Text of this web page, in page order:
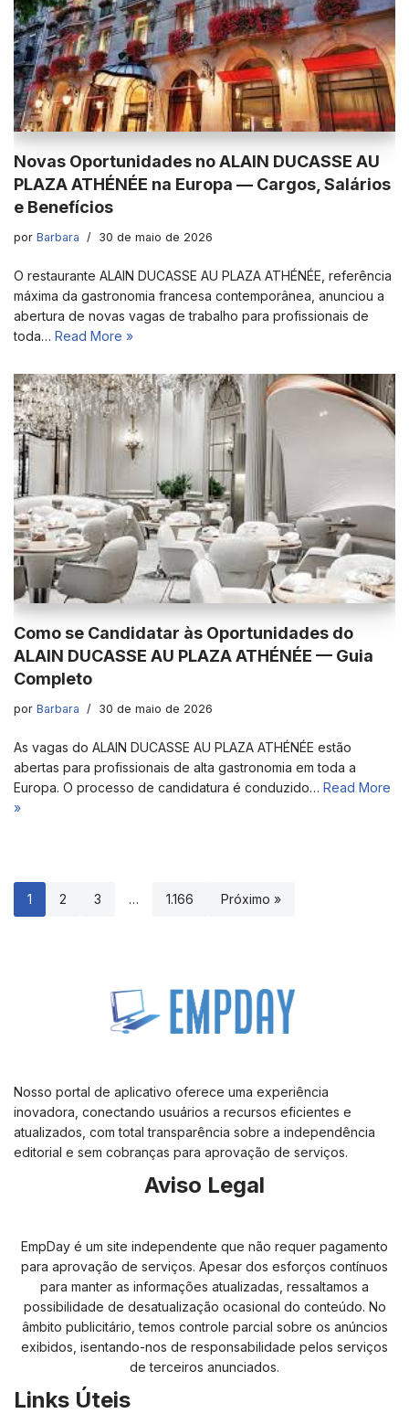
Novas Oportunidades no ALAIN DUCASSE AU
PLAZA ATHÉNÉE na Europa — Cargos, Salários
e Benefícios
por Barbara 30 de maio de 2026
O restaurante ALAIN DUCASSE AU PLAZA ATHÉNÉE, referência
máxima da gastronomia francesa contemporânea, anunciou a
abertura de novas vagas de trabalho para profissionais de
toda… Read More »
Como se Candidatar às Oportunidades do
ALAIN DUCASSE AU PLAZA ATHÉNÉE — Guia
Completo
por Barbara 30 de maio de 2026
As vagas do ALAIN DUCASSE AU PLAZA ATHÉNÉE estão
abertas para profissionais de alta gastronomia em toda a
Europa. O processo de candidatura é conduzido… Read More
»
1 2 3 … 1.166 Próximo »
Nosso portal de aplicativo oferece uma experiência
inovadora, conectando usuários a recursos eficientes e
atualizados, com total transparência sobre a independência
editorial e sem cobranças para aprovação de serviços.
Aviso Legal
EmpDay é um site independente que não requer pagamento
para aprovação de serviços. Apesar dos esforços contínuos
para manter as informações atualizadas, ressaltamos a
possibilidade de desatualização ocasional do conteúdo. No
âmbito publicitário, temos controle parcial sobre os anúncios
exibidos, isentando-nos de responsabilidade pelos serviços
de terceiros anunciados.
Links Úteis